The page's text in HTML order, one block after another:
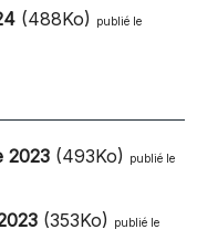
(488Ko) publié le
2023 (493Ko) publié le
(353Ko) publié le